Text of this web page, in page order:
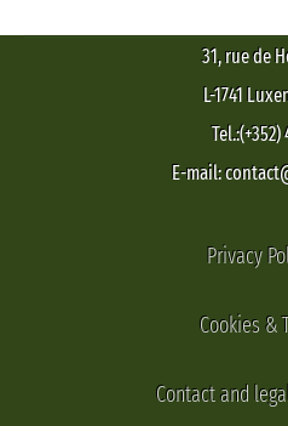
31, rue de
L-1741
Tel.:(+352)
E-mail:
Privacy
Cookies &
Contact and